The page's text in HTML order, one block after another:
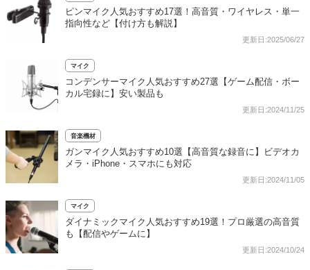
ピンマイク人気おすすめ17選！高音質・ワイヤレス・単一
指向性など【付け方も解説】
更新日:2025/06/27
マイク
コンデンサーマイク人気おすすめ27選【ゲーム配信・ボー
カル宅録に】安い製品も
更新日:2024/11/25
音楽機材
ガンマイク人気おすすめ10選【高音質な録音に】ビデオカ
メラ・iPhone・スマホにも対応
更新日:2024/11/05
マイク
ダイナミックマイク人気おすすめ19選！プロ厳選の高音質
も【配信やゲームに】
更新日:2024/10/24